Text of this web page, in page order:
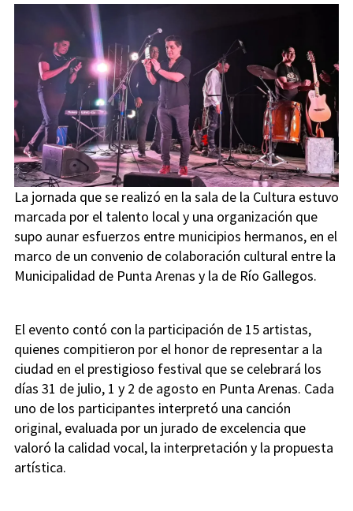
La jornada que se realizó en la sala de la Cultura estuvo
marcada por el talento local y una organización que
supo aunar esfuerzos entre municipios hermanos, en el
marco de un convenio de colaboración cultural entre la
Municipalidad de Punta Arenas y la de Río Gallegos.
El evento contó con la participación de 15 artistas,
quienes compitieron por el honor de representar a la
ciudad en el prestigioso festival que se celebrará los
días 31 de julio, 1 y 2 de agosto en Punta Arenas. Cada
uno de los participantes interpretó una canción
original, evaluada por un jurado de excelencia que
valoró la calidad vocal, la interpretación y la propuesta
artística.